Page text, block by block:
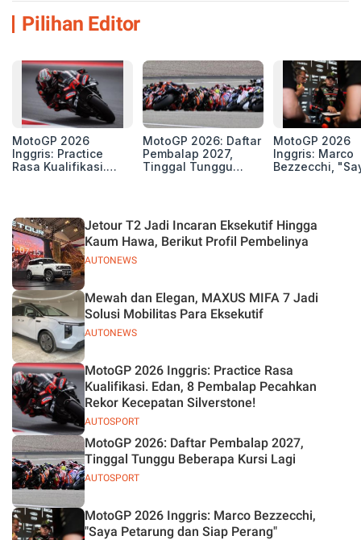
Pilihan Editor
MotoGP 2026
Inggris: Practice
Rasa Kualifikasi.
Silverstone!
MotoGP 2026: Daftar
Pembalap 2027,
Tinggal Tunggu
MotoGP 2026
Inggris: Marco
Bezzecchi,
AUTONEWS
Jetour T2 Jadi Incaran Eksekutif Hingga
Kaum Hawa, Berikut Profil Pembelinya
AUTONEWS
Mewah dan Elegan, MAXUS MIFA 7 Jadi
Solusi Mobilitas Para Eksekutif
AUTOSPORT
MotoGP 2026 Inggris: Practice Rasa
Kualifikasi. Edan, 8 Pembalap Pecahkan
Rekor Kecepatan Silverstone!
AUTOSPORT
MotoGP 2026: Daftar Pembalap 2027,
Tinggal Tunggu Beberapa Kursi Lagi
MotoGP 2026 Inggris: Marco Bezzecchi,
"Saya Petarung dan Siap Perang"